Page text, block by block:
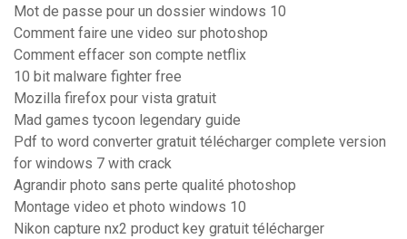
Mot de passe pour un dossier windows 10
Comment faire une video sur photoshop
Comment effacer son compte netflix
10 bit malware fighter free
Mozilla firefox pour vista gratuit
Mad games tycoon legendary guide
Pdf to word converter gratuit télécharger complete version
for windows 7 with crack
Agrandir photo sans perte qualité photoshop
Montage video et photo windows 10
Nikon capture nx2 product key gratuit télécharger